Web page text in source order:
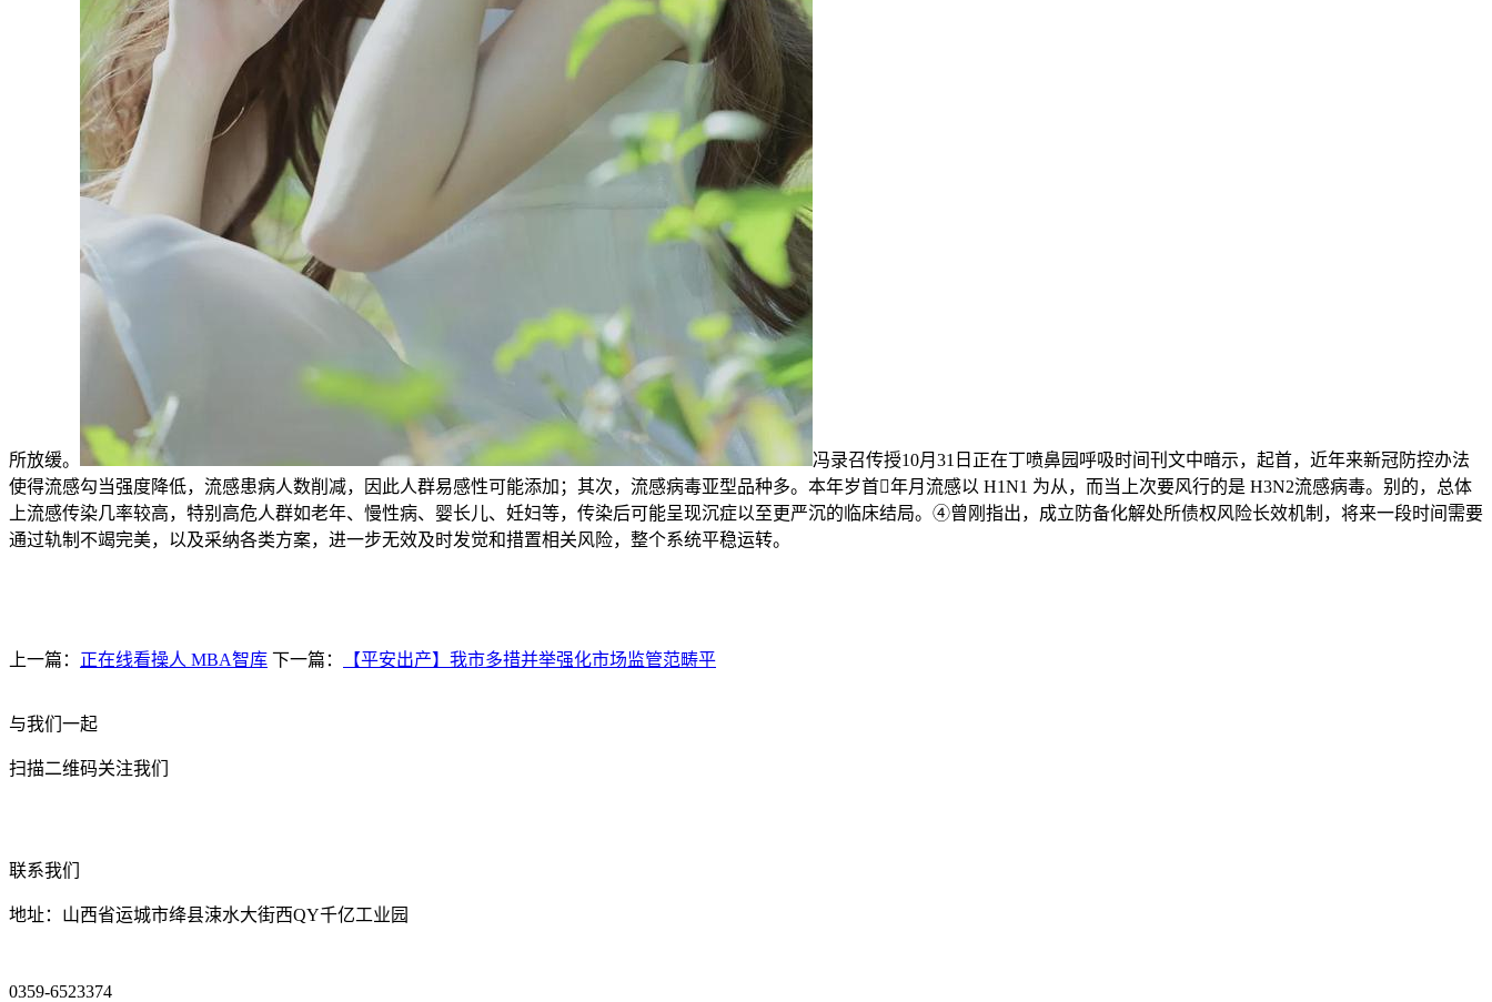
所放缓。
冯录召传授10月31日正在丁喷鼻园呼吸时间刊文中暗示，起首，近年来新冠防控办法
使得流感勾当强度降低，流感患病人数削减，因此人群易感性可能添加；其次，流感病毒亚型品种多。本年岁首年月流感以 H1N1 为从，而当上次要风行的是 H3N2流感病毒。别的，总体
上流感传染几率较高，特别高危人群如老年、慢性病、婴长儿、妊妇等，传染后可能呈现沉症以至更严沉的临床结局。④曾刚指出，成立防备化解处所债权风险长效机制，将来一段时间需要
通过轨制不竭完美，以及采纳各类方案，进一步无效及时发觉和措置相关风险，整个系统平稳运转。
上一篇： 正在线看操人 MBA智库 下一篇： 【平安出产】我市多措并举强化市场监管范畴平
与我们一起
扫描二维码关注我们
联系我们
地址：山西省运城市绛县涑水大街西QY千亿工业园
0359-6523374